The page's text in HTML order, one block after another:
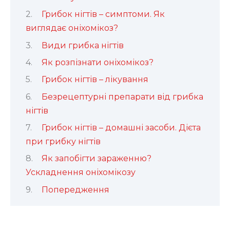
Грибок нігтів – симптоми. Як
виглядає оніхомікоз?
Види грибка нігтів
Як розпізнати оніхомікоз?
Грибок нігтів – лікування
Безрецептурні препарати від грибка
нігтів
Грибок нігтів – домашні засоби. Дієта
при грибку нігтів
Як запобігти зараженню?
Ускладнення оніхомікозу
Попередження